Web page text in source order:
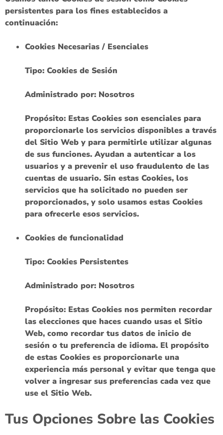
persistentes para los fines establecidos a
continuación:
Cookies Necesarias / Esenciales
Tipo: Cookies de Sesión
Administrado por: Nosotros
Propósito: Estas Cookies son esenciales para
proporcionarle los servicios disponibles a través
del Sitio Web y para permitirle utilizar algunas
de sus funciones. Ayudan a autenticar a los
usuarios y a prevenir el uso fraudulento de las
cuentas de usuario. Sin estas Cookies, los
servicios que ha solicitado no pueden ser
proporcionados, y solo usamos estas Cookies
para ofrecerle esos servicios.
Cookies de funcionalidad
Tipo: Cookies Persistentes
Administrado por: Nosotros
Propósito: Estas Cookies nos permiten recordar
las elecciones que haces cuando usas el Sitio
Web, como recordar tus datos de inicio de
sesión o tu preferencia de idioma. El propósito
de estas Cookies es proporcionarle una
experiencia más personal y evitar que tenga que
volver a ingresar sus preferencias cada vez que
use el Sitio Web.
Tus Opciones Sobre las Cookies